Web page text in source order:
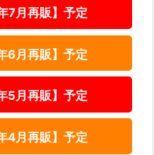
7月再販】予定
6月再販】予定
5月再販】予定
4月再販】予定